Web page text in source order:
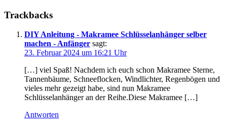
Trackbacks
DIY Anleitung - Makramee Schlüsselanhänger selber
machen - Anfänger sagt:
23. Februar 2024 um 16:21 Uhr
[…] viel Spaß! Nachdem ich euch schon Makramee Sterne,
Tannenbäume, Schneeflocken, Windlichter, Regenbögen und
vieles mehr gezeigt habe, sind nun Makramee
Schlüsselanhänger an der Reihe.Diese Makramee […]
Antworten